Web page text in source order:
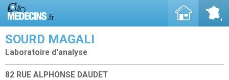
SOURD MAGALI
Laboratoire d'analyse
82 RUE ALPHONSE DAUDET